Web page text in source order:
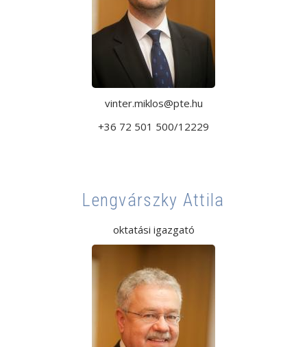
vinter.miklos@pte.hu
+36 72 501 500/12229
Lengvárszky Attila
oktatási igazgató